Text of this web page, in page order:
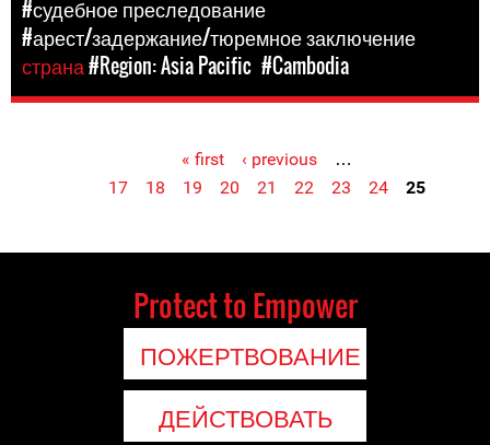
#судебное преследование
#арест/задержание/тюремное заключение
страна#Region: Asia Pacific #Cambodia
« first ‹ previous
…
17
18 19 20 21 22 23 24 25
Protect to Empower
ПОЖЕРТВОВАНИЕ
ДЕЙСТВОВАТЬ